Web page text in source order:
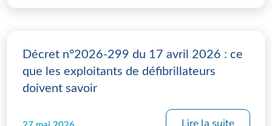
Décret n°2026-299 du 17 avril 2026 : ce
que les exploitants de défibrillateurs
doivent savoir